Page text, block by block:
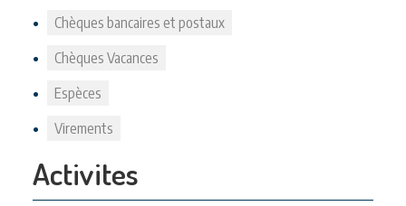
Chèques bancaires et postaux
Chèques Vacances
Espèces
Virements
Activites